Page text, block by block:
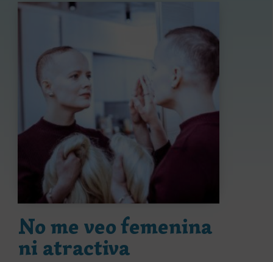
No me veo femenina
ni atractiva